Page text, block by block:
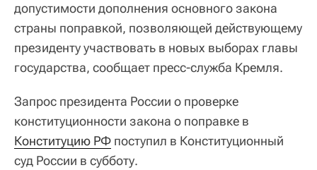
допустимости дополнения основного закона
страны поправкой, позволяющей действующему
президенту участвовать в новых выборах главы
государства, сообщает пресс-служба Кремля.
Запрос президента России о проверке
конституционности закона о поправке в
Конституцию РФ поступил в Конституционный
суд России в субботу.